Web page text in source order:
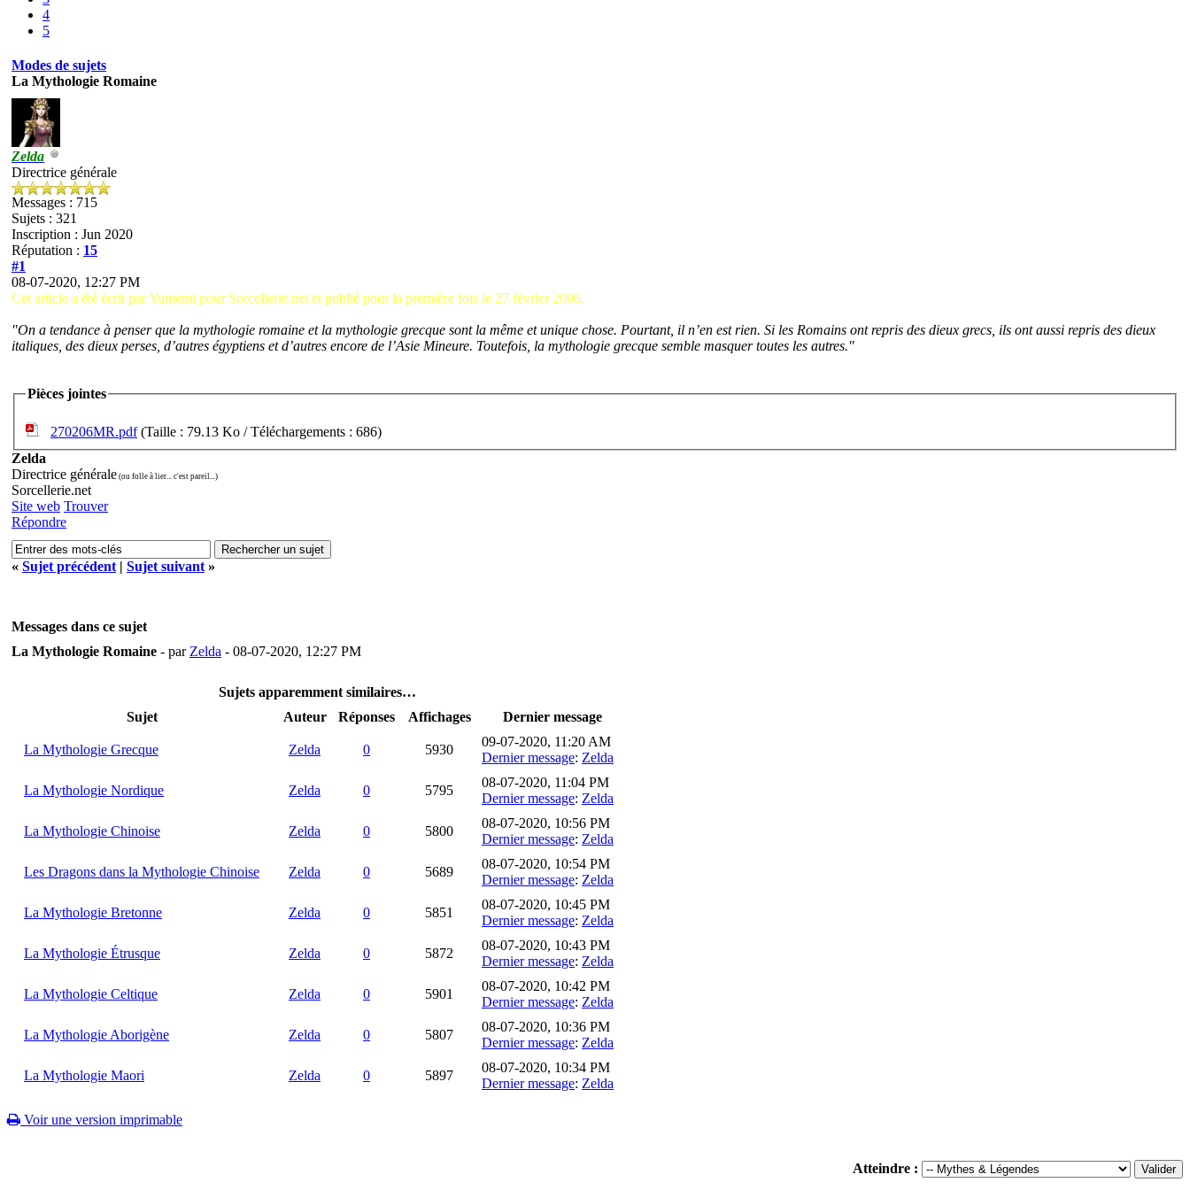
4
5
Modes de sujets
La Mythologie Romaine
Zelda
Directrice générale
Messages : 715
Sujets : 321
Inscription : Jun 2020
Réputation : 15
#1
08-07-2020, 12:27 PM
Cet article a été écrit par Yumemi pour Sorcellerie.net et publié pour la première fois le 27 février 2006.
"On a tendance à penser que la mythologie romaine et la mythologie grecque sont la même et unique chose. Pourtant, il n’en est rien. Si les Romains ont repris des dieux grecs, ils ont aussi repris des dieux
italiques, des dieux perses, d’autres égyptiens et d’autres encore de l’Asie Mineure. Toutefois, la mythologie grecque semble masquer toutes les autres."
Pièces jointes
270206MR.pdf(Taille : 79.13 Ko / Téléchargements : 686)
Zelda
Directrice générale (ou folle à lier... c'est pareil...)
Sorcellerie.net
Site web Trouver
Répondre
« Sujet précédent | Sujet suivant »
Messages dans ce sujet
La Mythologie Romaine - par Zelda - 08-07-2020, 12:27 PM
Sujets apparemment similaires…
Sujet
Auteur Réponses Affichages Dernier message
La Mythologie Grecque Zelda 0 5930
09-07-2020, 11:20 AM
Dernier message: Zelda
La Mythologie Nordique Zelda 0 5795
08-07-2020, 11:04 PM
Dernier message: Zelda
La Mythologie Chinoise Zelda 0 5800
08-07-2020, 10:56 PM
Dernier message: Zelda
Les Dragons dans la Mythologie Chinoise Zelda 0 5689
08-07-2020, 10:54 PM
Dernier message: Zelda
La Mythologie Bretonne Zelda 0 5851
08-07-2020, 10:45 PM
Dernier message: Zelda
La Mythologie Étrusque Zelda 0 5872
08-07-2020, 10:43 PM
Dernier message: Zelda
La Mythologie Celtique Zelda 0 5901
08-07-2020, 10:42 PM
Dernier message: Zelda
La Mythologie Aborigène Zelda 0 5807
08-07-2020, 10:36 PM
Dernier message: Zelda
La Mythologie Maori Zelda 0 5897
08-07-2020, 10:34 PM
Dernier message: Zelda
Voir une version imprimable
Atteindre :